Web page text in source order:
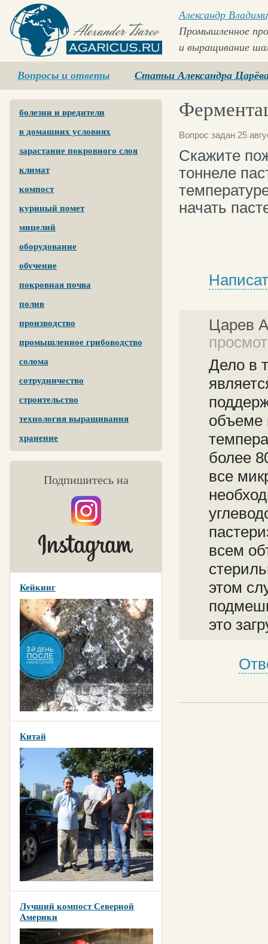
Agaricus.ru
Александр
Промышленное
и выращивание
Вопросы и ответы Статьи Александра
болезни и вредители
в домашних условиях
зарастание покровного слоя
климат
компост
куриный помет
мицелий
оборудование
обучение
покровная почва
полив
производство
промышленное грибоводство
солома
сотрудничество
строительство
технология выращивания
хранение
Подпишитесь на
Кейкинг
Китай
Лучший компост Северной
Америки
Вопрос задан 25
Скажите
тоннеле
начать
Царев
Дело в
объеме
более
все
всем
этом
это